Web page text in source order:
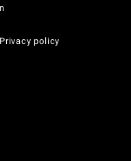
policy